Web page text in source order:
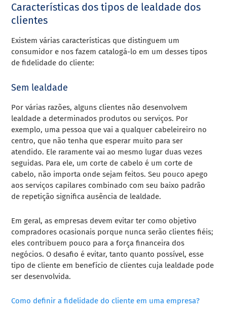
Características dos tipos de lealdade dos
clientes
Existem várias características que distinguem um
consumidor e nos fazem catalogá-lo em um desses tipos
de fidelidade do cliente:
Sem lealdade
Por várias razões, alguns clientes não desenvolvem
lealdade a determinados produtos ou serviços. Por
exemplo, uma pessoa que vai a qualquer cabeleireiro no
centro, que não tenha que esperar muito para ser
atendido. Ele raramente vai ao mesmo lugar duas vezes
seguidas. Para ele, um corte de cabelo é um corte de
cabelo, não importa onde sejam feitos. Seu pouco apego
aos serviços capilares combinado com seu baixo padrão
de repetição significa ausência de lealdade.
Em geral, as empresas devem evitar ter como objetivo
compradores ocasionais porque nunca serão clientes fiéis;
eles contribuem pouco para a força financeira dos
negócios. O desafio é evitar, tanto quanto possível, esse
tipo de cliente em benefício de clientes cuja lealdade pode
ser desenvolvida.
Como definir a fidelidade do cliente em uma empresa?